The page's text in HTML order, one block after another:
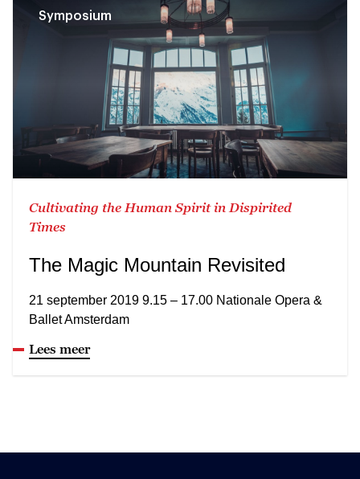
Symposium
Cultivating the Human Spirit in Dispirited
Times
The Magic Mountain Revisited
21 september 2019 9.15 – 17.00 Nationale Opera &
Ballet Amsterdam
Lees meer